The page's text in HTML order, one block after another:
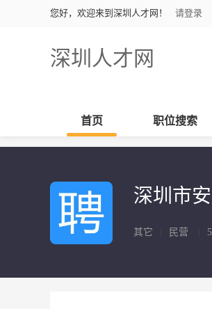
您好，欢迎来到深圳人才网！ 请登录
深圳人才网
首页 职位搜索
深圳市
其它 民营